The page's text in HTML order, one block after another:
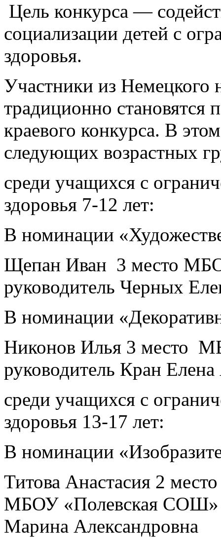
Цель конкурса —
социализации детей с
здоровья.
Участники из Немецкого
традиционно становятся
краевого конкурса. В
следующих возрастных
среди учащихся с
здоровья 7-12 лет:
В номинации
Щепан Иван 3 место
руководитель Черных
В номинации
Никонов Илья 3 место
руководитель Кран Елена
среди учащихся с
здоровья 13-17 лет:
В номинации
Титова Анастасия 2
МБОУ «Полевская СОШ»
Марина Александровна